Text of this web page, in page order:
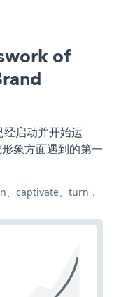
of
启动并开始运
象方面遇到的第一
、captivate、turn，